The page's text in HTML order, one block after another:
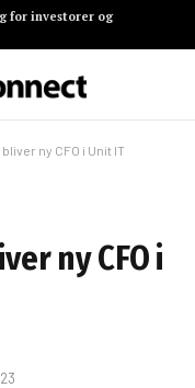
for investorer og
ny CFO i Unit IT
ny CFO i